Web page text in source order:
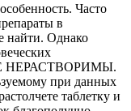
Часто
в
найти. Однако
НЕРАСТВОРИМЫ.
при данных
таблетку и